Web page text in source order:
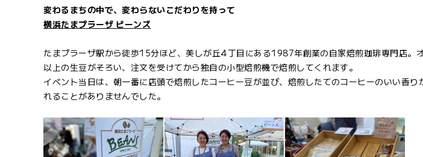
変わるまちの中で、変わらないこだわりを持って
横浜たまプラーザ ビーンズ
たまプラーザ駅から徒歩15分ほど、美しが丘4丁目にある1987年創業の自家焙煎珈琲専門店。
以上の生豆がそろい、注文を受けてから独自の小型焙煎機で焙煎してくれます。
イベント当日は、朝一番に店頭で焙煎したコーヒー豆が並び、焙煎したてのコーヒーのいい香
れることがありませんでした。